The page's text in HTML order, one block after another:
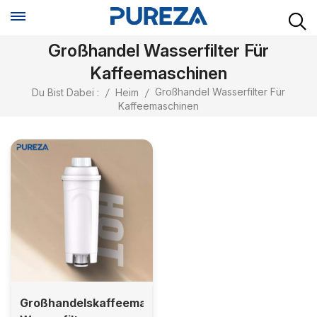
Großhandel Wasserfilter Für
Kaffeemaschinen
Du Bist Dabei : / Heim / Großhandel Wasserfilter Für
Kaffeemaschinen
Großhandelskaffeemaschine